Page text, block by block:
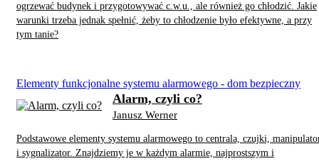
ogrzewać budynek i przygotowywać c.w.u., ale również go chłodzić. Jakie
warunki trzeba jednak spełnić, żeby to chłodzenie było efektywne, a przy
tym tanie?
Elementy funkcjonalne systemu alarmowego - dom bezpieczny
Podstawowe elementy systemu alarmowego to centrala, czujki,
i sygnalizator. Znajdziemy je w każdym alarmie, najprostszym i
Alarm, czyli co?
Janusz Werner